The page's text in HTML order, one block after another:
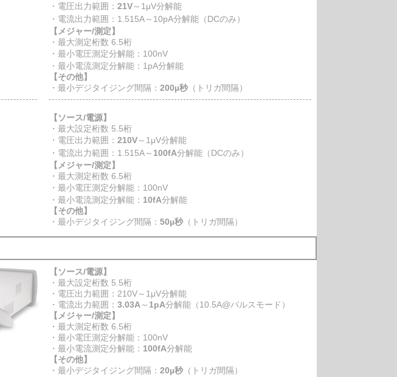
・電圧出力範囲： 21V～1μV分解能
・電流出力範囲：1.515A～10pA分解能（DCのみ）
【メジャー/測定】
・最大測定桁数 6.5桁
・最小電圧測定分解能：100nV
・最小電流測定分解能：1pA分解能
【その他】
・最小デジタイジング間隔： 200µ秒（トリガ間隔）
【ソース/電源】
・最大設定桁数 5.5桁
・電圧出力範囲： 210V～1μV分解能
・電流出力範囲：1.515A～ 100fA分解能（DCのみ）
【メジャー/測定】
・最大測定桁数 6.5桁
・最小電圧測定分解能：100nV
・最小電流測定分解能： 10fA分解能
【その他】
・最小デジタイジング間隔： 50µ秒（トリガ間隔）
【ソース/電源】
・最大設定桁数 5.5桁
・電圧出力範囲：210V～1μV分解能
・電流出力範囲： 3.03A ～ 1pA分解能（10.5A@パルスモード）
【メジャー/測定】
・最大測定桁数 6.5桁
・最小電圧測定分解能：100nV
・最小電流測定分解能： 100fA分解能
【その他】
・最小デジタイジング間隔： 20µ秒（トリガ間隔）